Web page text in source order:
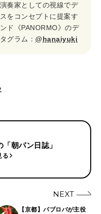
奏家としての視線でデ
をコンセプトに提案す
ド《PANORMO》のデ
グラム：@hanaiyuki
朝パン日誌」
る
NEXT
【京都】パブロバが主役